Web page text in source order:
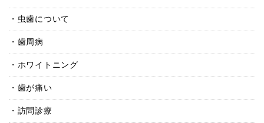
虫歯について
歯周病
ホワイトニング
歯が痛い
訪問診療